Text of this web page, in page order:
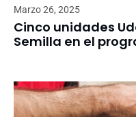
Marzo 26, 2025
Cinco unidades
Semilla en el